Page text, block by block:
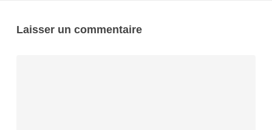
Laisser un commentaire